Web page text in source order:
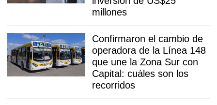
millones
Confirmaron el cambio de
operadora de la Línea 148
que une la Zona Sur con
Capital: cuáles son los
recorridos